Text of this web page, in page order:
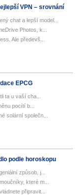
VPN – srovnání
chat a lepší model...
Photos, k...
Ale předevš...
EPCG
ta u vaší cha...
pocítí b...
solární společn...
podle horoskopu
způsob, j...
které m...
připravit...